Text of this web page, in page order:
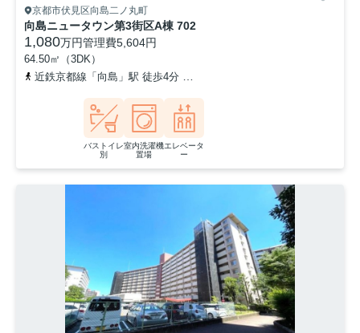
京都市伏見区向島二ノ丸町
向島ニュータウン第3街区A棟 702
1,080万円管理費5,604円
64.50㎡（3DK）
近鉄京都線「向島」駅 徒歩4分
バストイレ
別
室内洗濯機
置場
エレベータ
ー